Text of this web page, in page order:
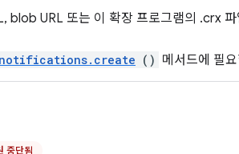
blob URL 또는 이 확장 프로그램의 .crx
notifications.create () 메서드에 필
중단됨